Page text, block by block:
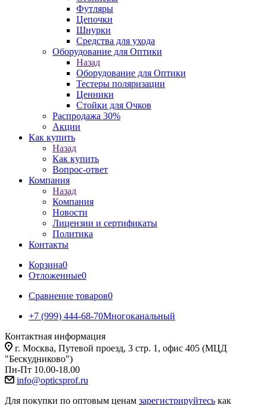
Футляры
Цепочки
Шнурки
Средства для ухода
Оборудование для Оптики
Назад
Оборудование для Оптики
Тестеры поляризации
Ценники
Стойки для Очков
Распродажа 30%
Акции
Как купить
Назад
Как купить
Вопрос-ответ
Компания
Назад
Компания
Новости
Лицензии и сертификаты
Политика
Контакты
Корзина0
Отложенные0
Сравнение товаров0
+7 (999) 444-68-70Многоканальный
Контактная информация
г. Москва, Путевой проезд, 3 стр. 1, офис 405 (МЦД
"Бескудниково")
Пн-Пт 10.00-18.00
info@opticsprof.ru
Для покупки по оптовым ценам зарегистрируйтесь как